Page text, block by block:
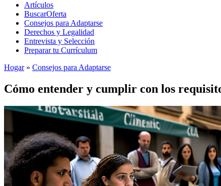
Artículos
BuscarOferta
Consejos para Adaptarse
Derechos y Legalidad
Entrevista y Selección
Preparar tu Currículum
Hogar» Consejos para Adaptarse
Cómo entender y cumplir con los